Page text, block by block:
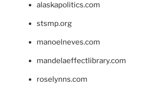
alaskapolitics.com
stsmp.org
manoelneves.com
mandelaeffectlibrary.com
roselynns.com